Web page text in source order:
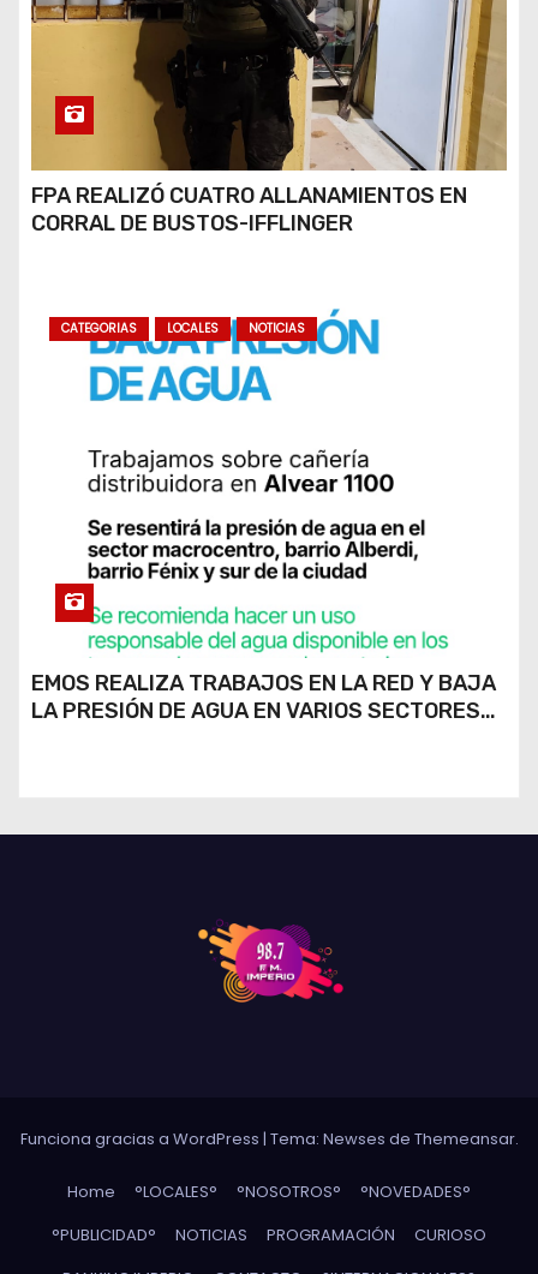
FPA REALIZÓ CUATRO ALLANAMIENTOS EN
CORRAL DE BUSTOS-IFFLINGER
CATEGORIAS LOCALES NOTICIAS
EMOS REALIZA TRABAJOS EN LA RED Y BAJA
LA PRESIÓN DE AGUA EN VARIOS SECTORES
Funciona gracias a WordPress | Tema: Newses de Themeansar.
Home °LOCALES° °NOSOTROS°
°NOVEDADES°
°PUBLICIDAD°
NOTICIAS PROGRAMACIÓN
CURIOSO